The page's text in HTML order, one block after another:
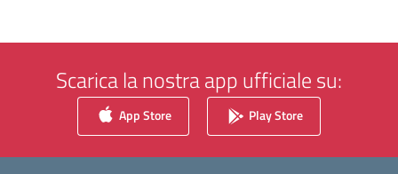
Scarica la nostra app ufficiale su:
App Store Play Store